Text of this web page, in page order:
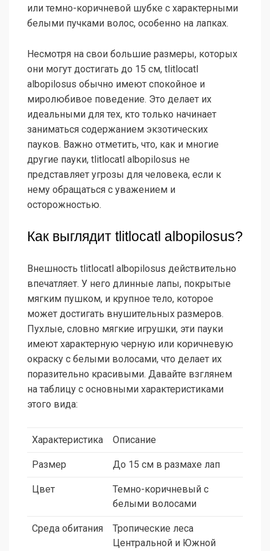
или темно-коричневой шубке с характерными
белыми пучками волос, особенно на лапках.
Несмотря на свои большие размеры, которых
они могут достигать до 15 см, tlitlocatl
albopilosus обычно имеют спокойное и
миролюбивое поведение. Это делает их
идеальными для тех, кто только начинает
заниматься содержанием экзотических
пауков. Важно отметить, что, как и многие
другие пауки, tlitlocatl albopilosus не
представляет угрозы для человека, если к
нему обращаться с уважением и
осторожностью.
Как выглядит tlitlocatl albopilosus?
Внешность tlitlocatl albopilosus действительно
впечатляет. У него длинные лапы, покрытые
мягким пушком, и крупное тело, которое
может достигать внушительных размеров.
Пухлые, словно мягкие игрушки, эти пауки
имеют характерную черную или коричневую
окраску с белыми волосами, что делает их
поразительно красивыми. Давайте взглянем
на таблицу с основными характеристиками
этого вида:
Характеристика Описание
Размер До 15 см в размахе лап
Цвет
Темно-коричневый с
белыми волосами
Среда обитания
Тропические леса
Центральной и Южной